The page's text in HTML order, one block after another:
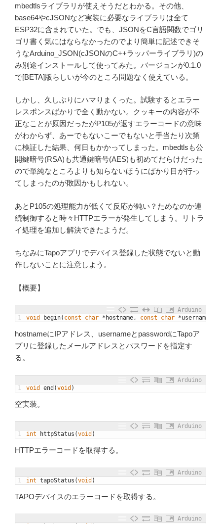
mbedtlsライブラリが使えそうだとわかる。その他、
base64やcJSONなど実装に必要なライブラリは全て
ESP32に含まれていた。でも、JSONをC言語関数でゴリ
ゴリ書く気にはならなかったのでより簡単に記述できそ
うなArduino_JSON(cJSONのC++ラッパーライブラリ)の
み別途インストールして使ってみた。バージョンが0.1.0
で[BETA]版らしいが今のところ問題なく使えている。
しかし、久しぶりにハマりまくった。試験するとエラー
レスポンスばかりで全く動かない。クッキーの内容が不
正なことが原因だったがP105が返すエラーコードの意味
がわからず、あーでもないこーでもないと手当たり次第
に検証した結果、何日もかかってしまった。mbedtlsも公
開鍵暗号(RSA)も共通鍵暗号(AES)も初めてだらけだった
ので単純なところよりも知らないほうにばかり目が行っ
てしまったのが敗因かもしれない。
あとP105の処理能力が低くて反応が鈍い？ためなのか連
続制御すると時々HTTPエラーが発生してしまう。リトラ
イ処理を追加し解決できたようだ。
ちなみにTapoアプリでデバイス登録した状態でないと動
作しないことに注意しよう。
【概要】
Arduino
1
void begin( const char * hostname, const char *username
hostnameにIPアドレス、usernameとpasswordにTapoア
プリに登録したメールアドレスとパスワードを指定す
る。
Arduino
1
void end (void )
空実装。
Arduino
1
int httpStatus (void )
HTTPエラーコードを取得する。
Arduino
1
int tapoStatus (void )
TAPOデバイスのエラーコードを取得する。
Arduino